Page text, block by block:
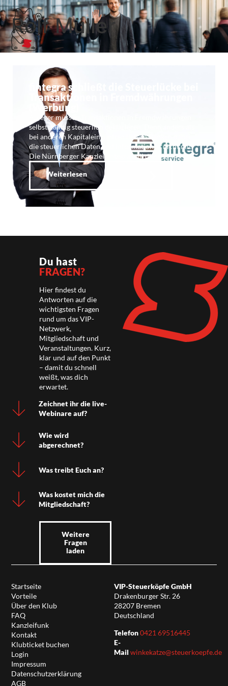
Rolf Müller
fintegra schließt die Steuerlücke bei
Transaktionen in Fremdwährungen
(Werbung)
Anleger müssen Transaktionen in Fremdwährungen
selbstständig steuerlich deklarieren. Denn anders als
bei anderen Kapitaleinkünften liefern Banken dabei
die steuerlichen Daten und Informationen nicht mit.
Die Nürnberger Kanzlei fintegra will diese …
Weiterlesen
Du hast
FRAGEN?
Hier findest du
Antworten auf die
wichtigsten Fragen
rund um das VIP-
Netzwerk,
Mitgliedschaft und
Veranstaltungen. Kurz,
klar und auf den Punkt
– damit du schnell
weißt, was dich
erwartet.
Zeichnet ihr die live-
Webinare auf?
Wie wird
abgerechnet?
Was treibt Euch an?
Was kostet mich die
Mitgliedschaft?
Weitere
Fragen
laden
Startseite
Vorteile
Über den Klub
FAQ
Kanzleifunk
Kontakt
Klubticket buchen
Login
Impressum
Datenschutzerklärung
AGB
VIP-Steuerköpfe GmbH
Drakenburger Str. 26
28207 Bremen
Deutschland
Telefon0421 69516445
E-
Mail winkekatze@steuerkoepfe.de